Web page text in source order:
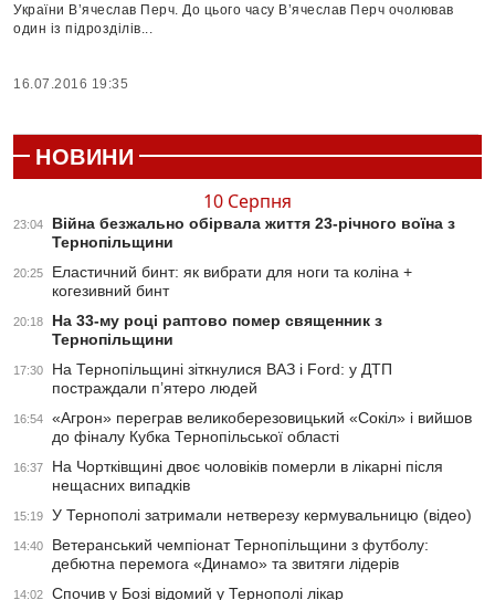
України В’ячеслав Перч. До цього часу В’ячеслав Перч очолював
один із підрозділів...
16.07.2016 19:35
НОВИНИ
10 Серпня
23:04
Війна безжально обірвала життя 23-річного воїна з
Тернопільщини
20:25
Еластичний бинт: як вибрати для ноги та коліна +
когезивний бинт
20:18
На 33-му році раптово помер священник з
Тернопільщини
17:30
На Тернопільщині зіткнулися ВАЗ і Ford: у ДТП
постраждали п’ятеро людей
16:54
«Агрон» переграв великоберезовицький «Сокіл» і вийшов
до фіналу Кубка Тернопільської області
16:37
На Чортківщині двоє чоловіків померли в лікарні після
нещасних випадків
15:19 У Тернополі затримали нетверезу кермувальницю (відео)
14:40
Ветеранський чемпіонат Тернопільщини з футболу:
дебютна перемога «Динамо» та звитяги лідерів
14:02 Спочив у Бозі відомий у Тернополі лікар